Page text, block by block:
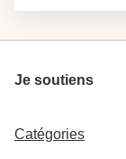
Je soutiens
Catégories